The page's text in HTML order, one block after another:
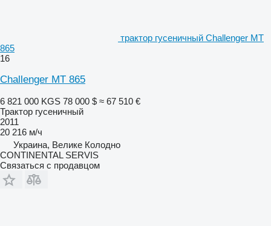
трактор гусеничный Challenger MT
865
16
Challenger MT 865
6 821 000 KGS 78 000 $ ≈ 67 510 €
Трактор гусеничный
2011
20 216 м/ч
Украина, Велике Колодно
CONTINENTAL SERVIS
Связаться с продавцом